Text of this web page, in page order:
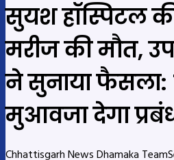
सुयश हॉस्पिटल
मरीज की मौत,
ने सुनाया फैसला:
मुआवजा देगा
Chhattisgarh News Dhamaka Team